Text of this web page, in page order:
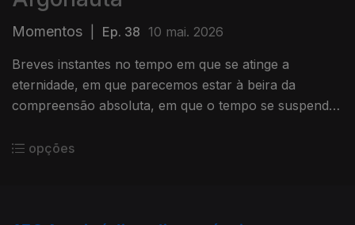
Momentos Ep. 38 10 mai. 2026
Breves instantes no tempo em que se atinge a
eternidade, em que parecemos estar à beira da
compreensão absoluta, em que o tempo se suspende,
opções